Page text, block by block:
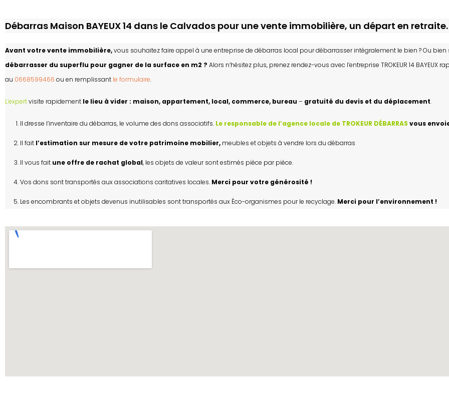
Débarras Maison BAYEUX 14 dans le Calvados pour une vente immobilière, un départ en retraite.
Avant votre vente immobilière,vous souhaitez faire appel à une entreprise de débarras local pour débarrasser intégralement le bien ? Ou
débarrasser du superflu pour gagner de la surface en m2 ? Alors n’hésitez plus, prenez rendez-vous avec l’entreprise TROKEUR 14
au 0668599466 ou en remplissant le formulaire.
L’expertvisite rapidement le lieu à vider : maison, appartement, local, commerce, bureau – gratuité du devis et du déplacement.
Il dresse l’inventaire du débarras, le volume des dons associatifs. Le responsable de l’agence locale de TROKEUR DÉBARRAS vous
Il fait l’estimation sur mesure de votre patrimoine mobilier, meubles et objets à vendre lors du débarras
Il vous fait une offre de rachat global, les objets de valeur sont estimés pièce par pièce.
Vos dons sont transportés aux associations caritatives locales. Merci pour votre générosité !
Les encombrants et objets devenus inutilisables sont transportés aux Éco-organismes pour le recyclage. Merci pour l’environnement !